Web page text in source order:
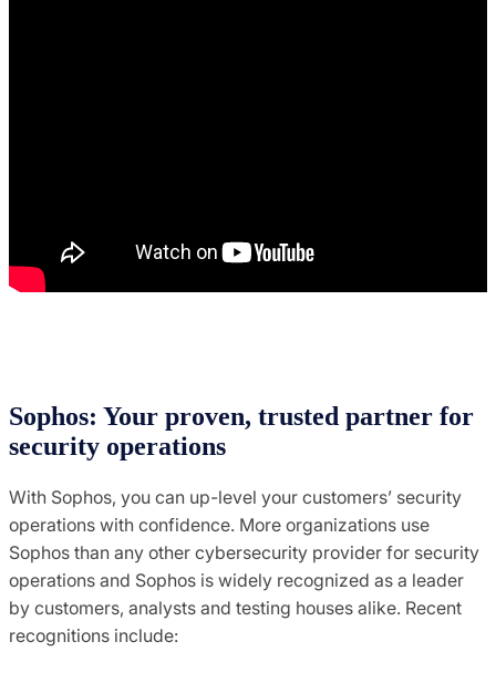
Sophos: Your proven, trusted partner for
security operations
With Sophos, you can up-level your customers’ security
operations with confidence. More organizations use
Sophos than any other cybersecurity provider for security
operations and Sophos is widely recognized as a leader
by customers, analysts and testing houses alike. Recent
recognitions include: